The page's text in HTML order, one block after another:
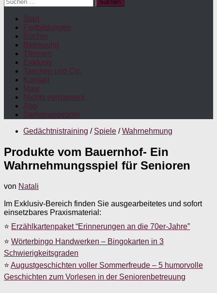
nach:
Start
Fortbildungen
Bücher
Betreuung
Themen
Exklusiv
Taschen und Co.
Kontakt
Maw
Nichts verpassen!
App
Stellenangebote
Gedächtnistraining / Spiele / Wahrnehmung
Produkte vom Bauernhof- Ein
Wahrnehmungsspiel für Senioren
von Natali
Im Exklusiv-Bereich finden Sie ausgearbeitetes und sofort
einsetzbares Praxismaterial:
⭐ Erzählkartenpaket “Erinnerungen an die 70er-Jahre”
⭐ Wörterbingo Handwerken – Bingokarten in 3
Schwierigkeitsgraden
⭐ Augustgeschichten voller Sommerfreude – 5 humorvolle
Geschichten zum Vorlesen in der Seniorenbetreuung